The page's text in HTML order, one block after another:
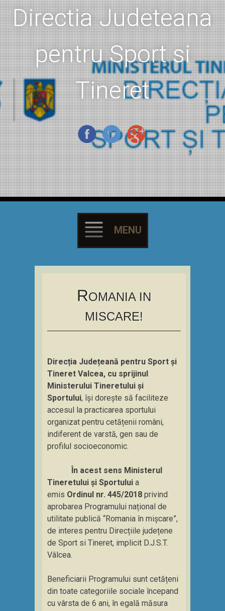
Directia Judeteana
pentru Sport si
Tineret
MENU
Skip
content
ROMANIA IN
MISCARE!
Direcția Județeană pentru Sport și
Tineret Valcea, cu sprijinul
Ministerului Tineretului și
Sportului, își dorește să faciliteze
accesul la practicarea sportului
organizat pentru cetățenii români,
indiferent de varstă, gen sau de
profilul socioeconomic.
În acest sens Ministerul
Tineretului și Sportului a
emis Ordinul nr. 445/2018 privind
aprobarea Programului național de
utilitate publică “Romania în mișcare”,
de interes pentru Direcțiile județene
de Sport si Tineret, implicit D.J.S.T.
Vâlcea.
Beneficiarii Programului sunt cetățeni
din toate categoriile sociale începand
cu vârsta de 6 ani, în egală măsura